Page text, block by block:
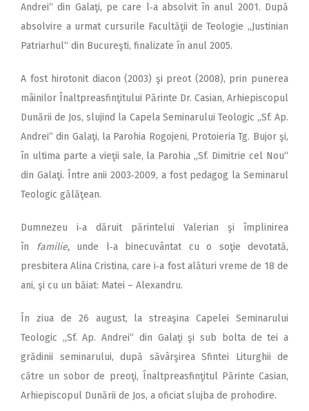
Andrei“ din Galaţi, pe care l‑a absolvit în anul 2001. După
absolvire a urmat cursurile Facultăţii de Teologie „Justinian
Patriarhul“ din Bucureşti, finalizate în anul 2005.
A fost hirotonit diacon (2003) şi preot (2008), prin punerea
mâinilor Înaltpreasfinţitului Părinte Dr. Casian, Arhiepiscopul
Dunării de Jos, slujind la Capela Seminarului Teologic „Sf. Ap.
Andrei“ din Galaţi, la Parohia Rogojeni, Protoieria Tg. Bujor şi,
în ultima parte a vieţii sale, la Parohia „Sf. Dimitrie cel Nou“
din Galaţi. Între anii 2003‑2009, a fost pedagog la Seminarul
Teologic gălăţean.
Dumnezeu i‑a dăruit părintelui Valerian şi împlinirea
în familie,unde l‑a binecuvântat cu o soţie devotată,
presbitera Alina Cristina, care i‑a fost alături vreme de 18 de
ani, şi cu un băiat: Matei – Alexandru.
În ziua de 26 august, la streaşina Capelei Seminarului
Teologic „Sf. Ap. Andrei“ din Galaţi şi sub bolta de tei a
grădinii seminarului, după săvârşirea Sfintei Liturghii de
către un sobor de preoţi, Înaltpreasfinţitul Părinte Casian,
Arhiepiscopul Dunării de Jos, a oficiat slujba de prohodire.